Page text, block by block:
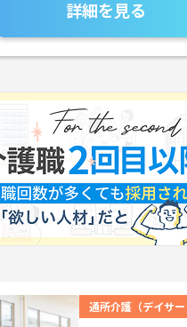
詳細を見る
通所介護（デイサー